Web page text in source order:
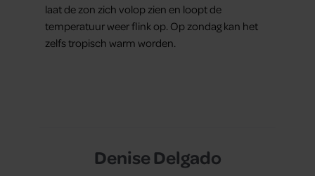
laat de zon zich volop zien en loopt de
temperatuur weer flink op. Op zondag kan het
zelfs tropisch warm worden.
Denise Delgado